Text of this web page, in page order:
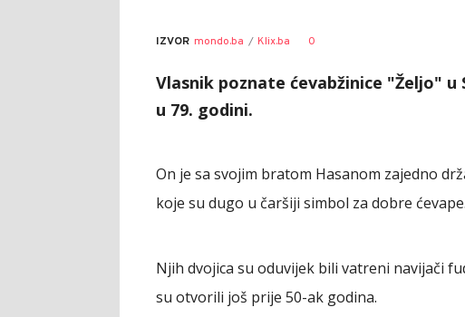
IZVOR mondo.ba Klix.ba 0
Vlasnik poznate ćevabžinice "Željo"
u 79. godini.
On je sa svojim bratom Hasanom zajedno
koje su dugo u čaršiji simbol za dobre ćevape.
Njih dvojica su oduvijek bili vatreni navijači
su otvorili još prije 50-ak godina.